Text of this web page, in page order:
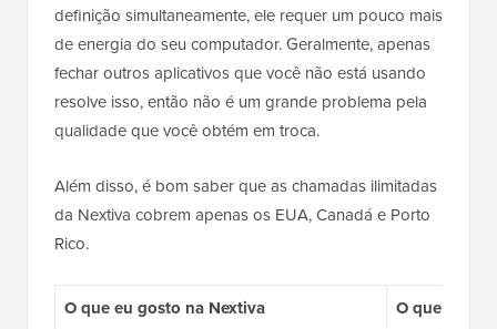
definição simultaneamente, ele requer um pouco mais
de energia do seu computador. Geralmente, apenas
fechar outros aplicativos que você não está usando
resolve isso, então não é um grande problema pela
qualidade que você obtém em troca.
Além disso, é bom saber que as chamadas ilimitadas
da Nextiva cobrem apenas os EUA, Canadá e Porto
Rico.
O que eu gosto na Nextiva
O que eu